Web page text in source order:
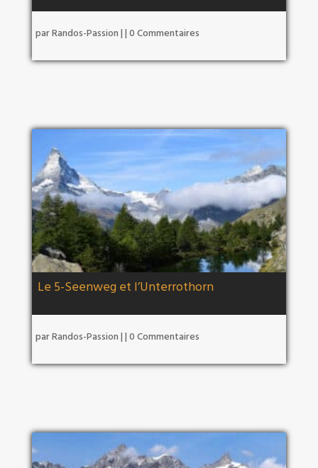
parRandos-Passion | | 0 Commentaires
Le 5-Seenweg et l’Unterrothorn
parRandos-Passion | | 0 Commentaires